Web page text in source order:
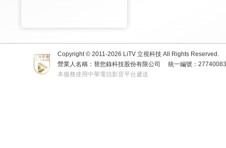
Copyright © 2011-2026 LiTV 立視科技 All Rights Reserved.
營業人名稱：替您錄科技股份有限公司
統一編號：
本服務使用中華電信影音平台遞送